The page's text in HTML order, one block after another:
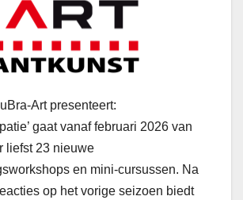
Art presenteert:
gaat vanaf februari 2026 van
liefst 23 nieuwe
en mini-cursussen. Na
op het vorige seizoen biedt